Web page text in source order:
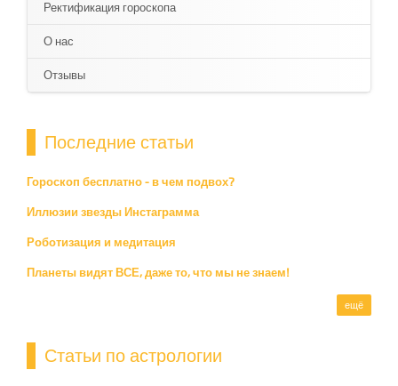
Ректификация гороскопа
О нас
Отзывы
Последние статьи
Гороскоп бесплатно - в чем подвох?
Иллюзии звезды Инстаграмма
Роботизация и медитация
Планеты видят ВСЕ, даже то, что мы не знаем!
ещё
Статьи по астрологии